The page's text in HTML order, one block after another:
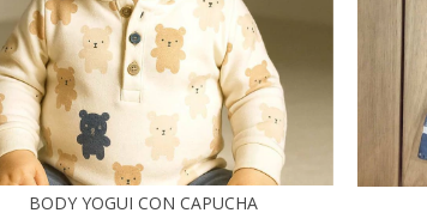
BODY YOGUI CON CAPUCHA